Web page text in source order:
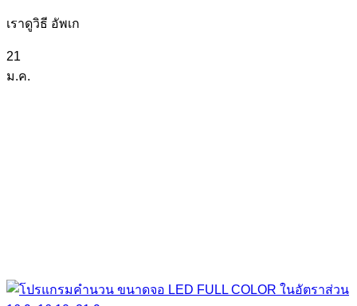
เราดูวิธี อัพเก
21
ม.ค.